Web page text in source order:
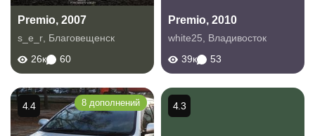
Premio, 2007
s_e_r Благовещенск
26к
60
Premio, 2010
white25
Владивосток
39к
53
4.4 8 дополнений 4.3